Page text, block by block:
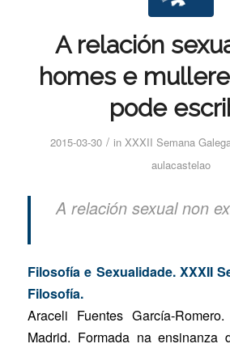
A relación
homes e
pode
2015-03-30 / in XXXII Semana
aulacastelao
A relación sexual non
Filosofía e Sexualidade. XXXII
Filosofía.
Araceli Fuentes García-
Madrid. Formada na ensinanza